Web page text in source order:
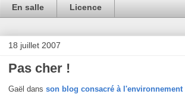
En salle Licence
18 juillet 2007
Pas cher !
Gaël dans son blog consacré à l'environnement